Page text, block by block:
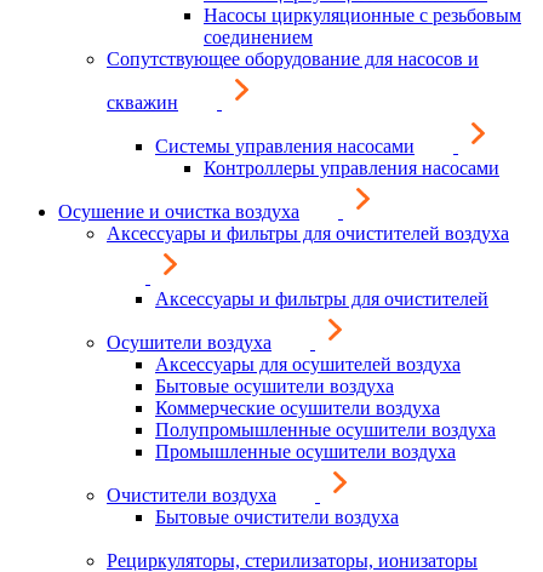
Насосы циркуляционные с резьбовым
соединением
Сопутствующее оборудование для насосов и
скважин
Системы управления насосами
Контроллеры управления насосами
Осушение и очистка воздуха
Аксессуары и фильтры для очистителей воздуха
Аксессуары и фильтры для очистителей
Осушители воздуха
Аксессуары для осушителей воздуха
Бытовые осушители воздуха
Коммерческие осушители воздуха
Полупромышленные осушители воздуха
Промышленные осушители воздуха
Очистители воздуха
Бытовые очистители воздуха
Рециркуляторы, стерилизаторы, ионизаторы